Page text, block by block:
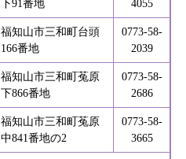
下91番地
4055
福知山市三和町台頭
166番地
0773-58-
2039
福知山市三和町菟原
下866番地
0773-58-
2686
福知山市三和町菟原
中841番地の2
0773-58-
3665